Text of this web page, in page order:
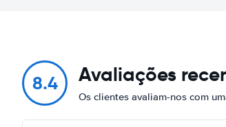
8.4 Avaliações
Os clientes avaliam-nos com